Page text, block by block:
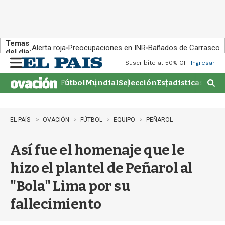
Temas
del día:Alerta roja Preocupaciones en INR Bañados de Carrasco
n
u
Suscribite al 50% OFFIngresar
FútbolMundialSelecciónEstadisticas
M
o
EL PAÍS OVACIÓN FÚTBOL EQUIPO PEÑAROL
Así fue el homenaje que le
hizo el plantel de Peñarol al
"Bola" Lima por su
fallecimiento